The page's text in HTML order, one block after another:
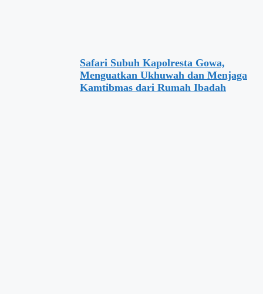
Safari Subuh Kapolresta Gowa,
Menguatkan Ukhuwah dan Menjaga
Kamtibmas dari Rumah Ibadah